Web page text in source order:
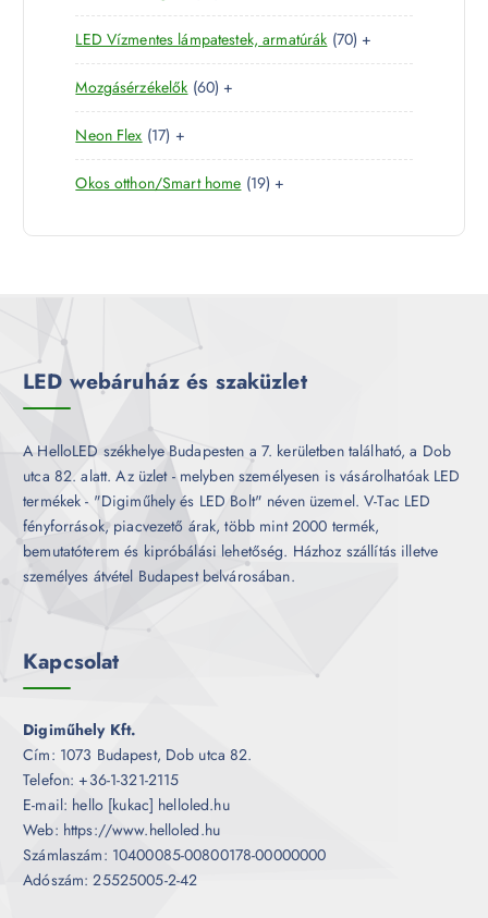
é
r
m
é
e
r
m
é
k
4
t
e
r
m
k
LED Vízmentes lámpatestek, armatúrák 707
0
e
m
+
Mozgásérzékelők 606
0
e
r
é
+
Neon Flex 171
7
t
r
+
Okos otthon/Smart home 191
t
+
LED webáruház és szaküzlet
A HelloLED székhelye Budapesten a 7. kerületben található, a Dob
utca 82. alatt. Az üzlet - melyben személyesen is vásárolhatóak LED
termékek - "Digiműhely és LED Bolt" néven üzemel. V-Tac LED
fényforrások, piacvezető árak, több mint 2000 termék,
bemutatóterem és kipróbálási lehetőség. Házhoz szállítás illetve
személyes átvétel Budapest belvárosában.
Kapcsolat
Digiműhely Kft.
Cím: 1073 Budapest, Dob utca 82.
Telefon: +36-1-321-2115
E-mail: hello [kukac] helloled.hu
Web: https://www.helloled.hu
Számlaszám: 10400085-00800178-00000000
Adószám: 25525005-2-42